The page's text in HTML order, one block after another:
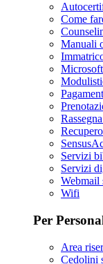
Come
Manuali
Servizi
Servizi
Wifi
Per
Area
Cedolini